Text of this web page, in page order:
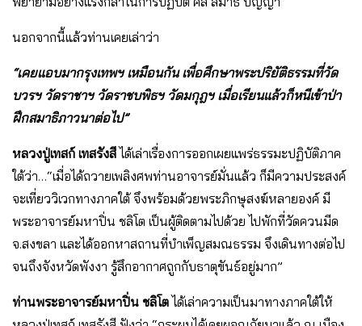
นอกจากนี้แล้วท่านเคยเล่าว่า
“เคยแอบมากรุงเทพฯ เหมือนกัน เพื่อศึกษาพระปริยัติธรรมที่วัด
บวรฯ วัดราชาฯ วัดราชบพิธฯ วัดมกุฎฯ เมื่อเรียนแล้วก็หนีเข้าป่า
ฝึกสมาธิภาวนาต่อไป”
หลวงปู่เทสก์ เทสรังสีได้เล่าเรื่องการออกเผยแพร่ธรรมะปฏิบัติภาค
ใต้ว่า…“เมื่อได้ถวายเพลิงศพท่านอาจารย์มั่นแล้ว ก็มีความประสงค์
จะเที่ยววิเวกทางภาคใต้ จึงพร้อมด้วยพระภิกษุสงฆ์หลายองค์ มี
พระอาจารย์มหาปิ่น ชลิโต เป็นผู้ติดตามไปด้วย ไปพักที่วัดควนมีด
จ.สงขลา และได้ออกหาสถานที่บำเพ็ญสมณธรรม จึงเดินทางต่อไป
จนถึงจังหวัดพังงา รู้สึกอากาศถูกกับธาตุขันธ์อยู่มาก”
ท่านพระอาจารย์มหาปิ่น ชลิโตได้เล่าความเป็นมาทางภาคใต้ให้